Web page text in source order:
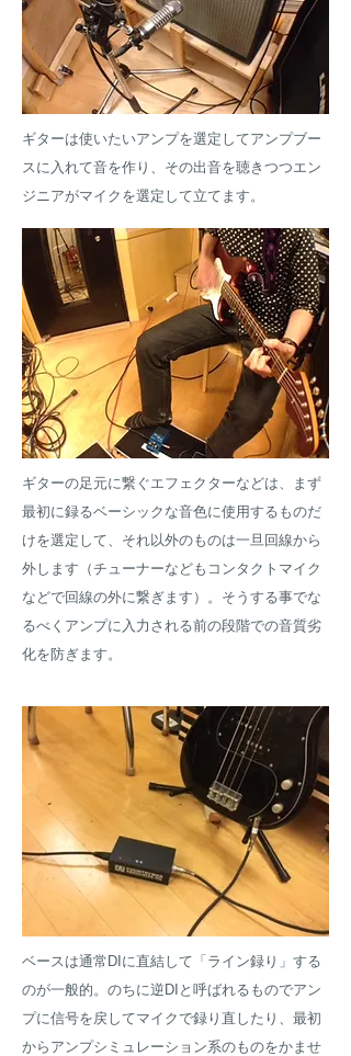
ギターは使いたいアンプを選定してアンプブー
スに入れて音を作り、その出音を聴きつつエン
ジニアがマイクを選定して立てます。
ギターの足元に繋ぐエフェクターなどは、まず
最初に録るベーシックな音色に使用するものだ
けを選定して、それ以外のものは一旦回線から
外します（チューナーなどもコンタクトマイク
などで回線の外に繋ぎます）。そうする事でな
るべくアンプに入力される前の段階での音質劣
化を防ぎます。
ベースは通常DIに直結して「ライン録り」する
のが一般的。のちに逆DIと呼ばれるものでアン
プに信号を戻してマイクで録り直したり、最初
からアンプシミュレーション系のものをかませ